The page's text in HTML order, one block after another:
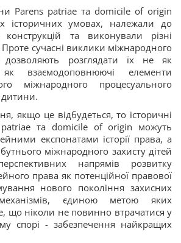
Parens patriae та domicile of origin
історичних умовах, належали до
та виконували різні
сучасні виклики міжнародного
дозволяють розглядати їх не як
взаємодоповнюючі елементи
міжнародного процесуального
дитини.
якщо це відбудеться, то історичні
та domicile of origin можуть
експонатами історії права, а
міжнародного захисту дітей
напрямів розвитку
права як потенційної правової
нового покоління захисних
єдиною метою яких
що ніколи не повинно втрачатися у
спорі - забезпечення найкращих